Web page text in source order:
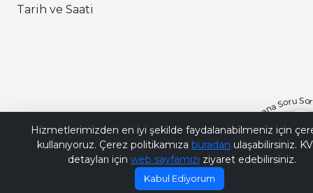
Tarih ve Saati
Hizmetlerimizden en iyi şekilde faydalanabilmeniz için
kullanıyoruz. Çerez politikamıza buradan ulaşabilirsiniz.
detayları için web sayfamızı ziyaret edebilirsiniz.
Kabul Ediyorum
Bana Soru